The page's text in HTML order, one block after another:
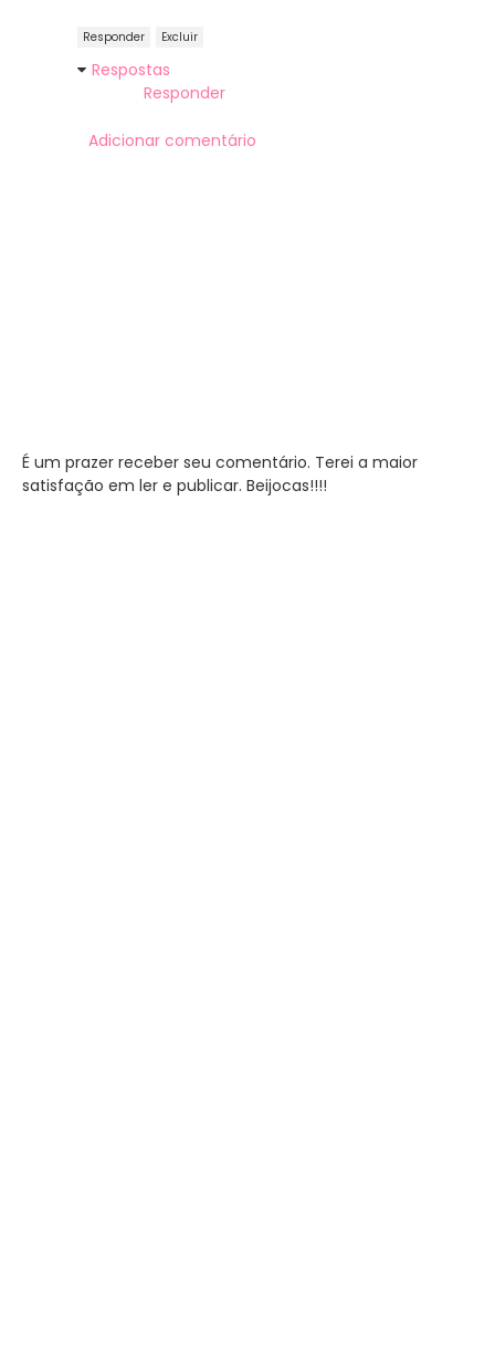
Responder Excluir
Respostas
Responder
Adicionar comentário
É um prazer receber seu comentário. Terei a maior
satisfação em ler e publicar. Beijocas!!!!